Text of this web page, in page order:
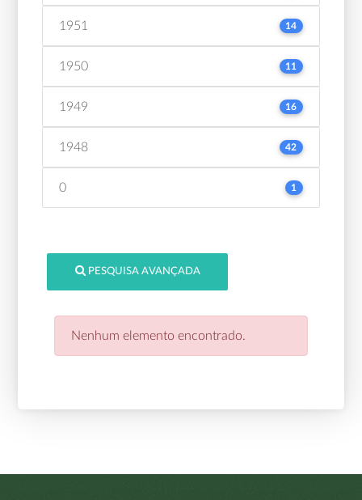
1951 14
1950 11
1949 16
1948 42
0 1
PESQUISA AVANÇADA
Nenhum elemento encontrado.